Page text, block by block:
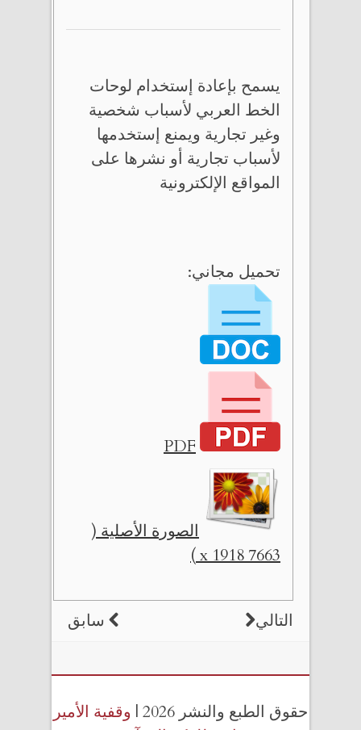
يسمح بإعادة إستخدام لوحات
الخط العربي لأسباب شخصية
وغير تجارية ويمنع إستخدمها
لأسباب تجارية أو نشرها على
المواقع الإلكترونية
تحميل مجاني:
PDF
الصورة الأصلية (
7663 x 1918 )
سابق التالي
حقوق الطبع والنشر 2026 |
وقفية الأمير